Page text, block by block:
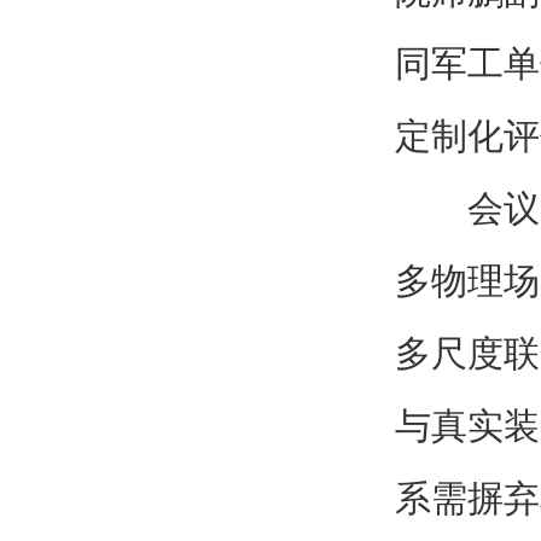
同军工
定制化
会
多物理
多尺度
与真实
系需摒